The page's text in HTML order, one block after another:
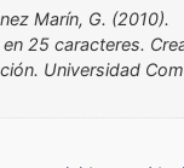
Marín, G. (2010).
25 caracteres.
Universidad